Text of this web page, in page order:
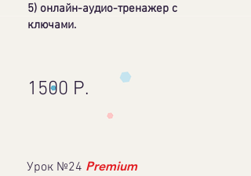
5) онлайн-аудио-тренажер с
ключами.
1500 Р.
Урок №24 Premium